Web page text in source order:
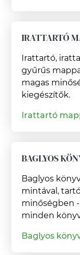
IRATTARTÓ
Irattartó,
gyűrűs
magas
kiegészítők.
Irattartó
BAGLYOS
Baglyos
mintával,
minőségben
minden
Baglyos